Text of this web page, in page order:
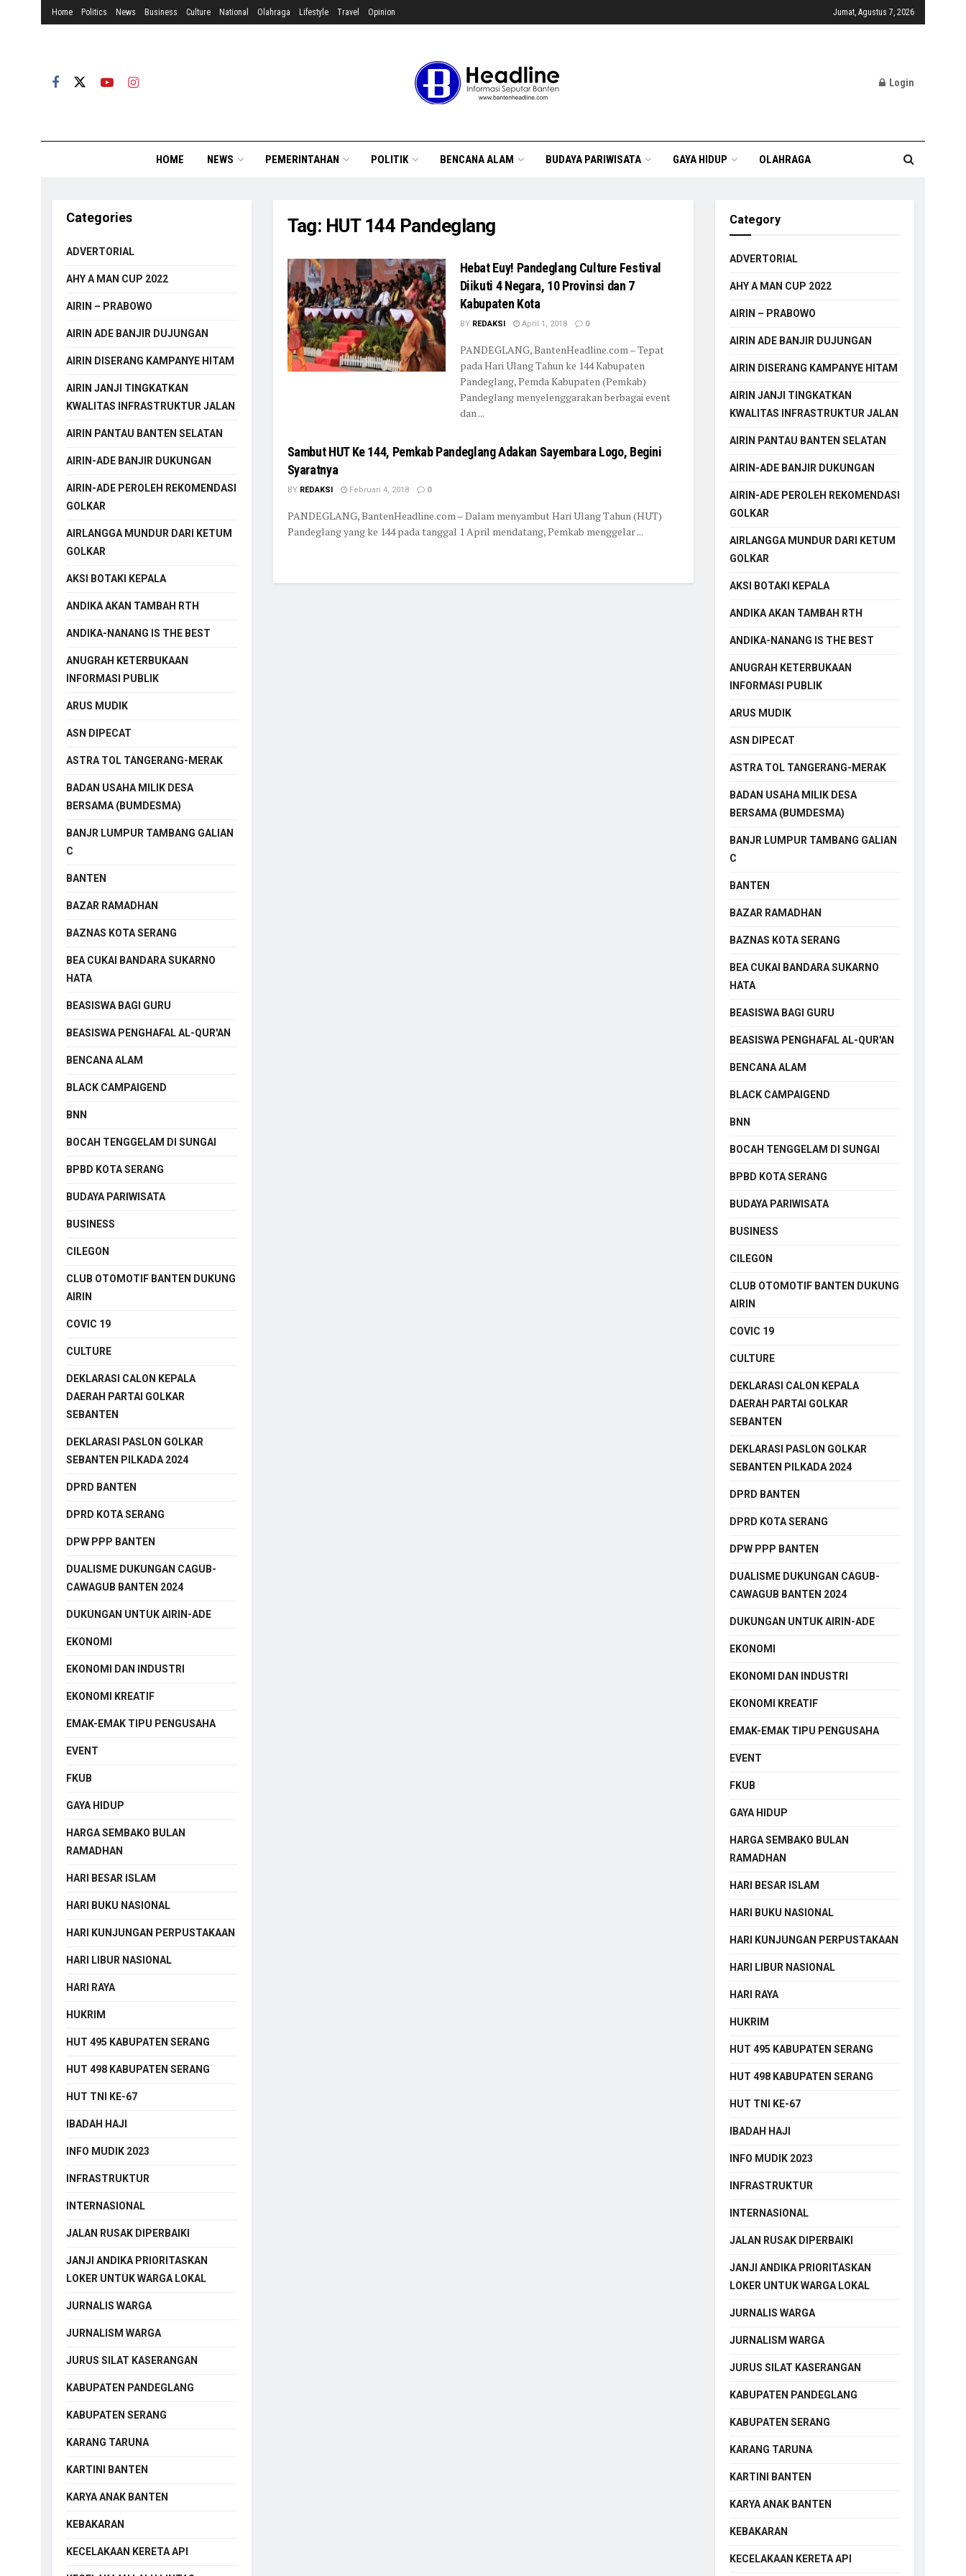
Home Politics News Business Culture National Olahraga Lifestyle Travel Opinion Jumat, Agustus 7, 2026
Login
HOME NEWS PEMERINTAHAN POLITIK BENCANA ALAM BUDAYA PARIWISATA GAYA HIDUP OLAHRAGA
Tag: HUT 144 Pandeglang
Hebat Euy! Pandeglang Culture Festival
Diikuti 4 Negara, 10 Provinsi dan 7
Kabupaten Kota
BY REDAKSI April 1, 2018 0
PANDEGLANG, BantenHeadline.com – Tepat
pada Hari Ulang Tahun ke 144 Kabupaten
Pandeglang, Pemda Kabupaten (Pemkab)
Pandeglang menyelenggarakan berbagai event
dan ...
Sambut HUT Ke 144, Pemkab Pandeglang Adakan Sayembara Logo, Begini
Syaratnya
BY REDAKSI Februari 4, 2018 0
PANDEGLANG, BantenHeadline.com – Dalam menyambut Hari Ulang Tahun (HUT)
Pandeglang yang ke 144 pada tanggal 1 April mendatang, Pemkab menggelar ...
Categories
ADVERTORIAL
AHY A MAN CUP 2022
AIRIN – PRABOWO
AIRIN ADE BANJIR DUJUNGAN
AIRIN DISERANG KAMPANYE HITAM
AIRIN JANJI TINGKATKAN
KWALITAS INFRASTRUKTUR JALAN
AIRIN PANTAU BANTEN SELATAN
AIRIN-ADE BANJIR DUKUNGAN
AIRIN-ADE PEROLEH REKOMENDASI
GOLKAR
AIRLANGGA MUNDUR DARI KETUM
GOLKAR
AKSI BOTAKI KEPALA
ANDIKA AKAN TAMBAH RTH
ANDIKA-NANANG IS THE BEST
ANUGRAH KETERBUKAAN
INFORMASI PUBLIK
ARUS MUDIK
ASN DIPECAT
ASTRA TOL TANGERANG-MERAK
BADAN USAHA MILIK DESA
BERSAMA (BUMDESMA)
BANJR LUMPUR TAMBANG GALIAN
C
BANTEN
BAZAR RAMADHAN
BAZNAS KOTA SERANG
BEA CUKAI BANDARA SUKARNO
HATA
BEASISWA BAGI GURU
BEASISWA PENGHAFAL AL-QUR'AN
BENCANA ALAM
BLACK CAMPAIGEND
BNN
BOCAH TENGGELAM DI SUNGAI
BPBD KOTA SERANG
BUDAYA PARIWISATA
BUSINESS
CILEGON
CLUB OTOMOTIF BANTEN DUKUNG
AIRIN
COVIC 19
CULTURE
DEKLARASI CALON KEPALA
DAERAH PARTAI GOLKAR
SEBANTEN
DEKLARASI PASLON GOLKAR
SEBANTEN PILKADA 2024
DPRD BANTEN
DPRD KOTA SERANG
DPW PPP BANTEN
DUALISME DUKUNGAN CAGUB-
CAWAGUB BANTEN 2024
DUKUNGAN UNTUK AIRIN-ADE
EKONOMI
EKONOMI DAN INDUSTRI
EKONOMI KREATIF
EMAK-EMAK TIPU PENGUSAHA
EVENT
FKUB
GAYA HIDUP
HARGA SEMBAKO BULAN
RAMADHAN
HARI BESAR ISLAM
HARI BUKU NASIONAL
HARI KUNJUNGAN PERPUSTAKAAN
HARI LIBUR NASIONAL
HARI RAYA
HUKRIM
HUT 495 KABUPATEN SERANG
HUT 498 KABUPATEN SERANG
HUT TNI KE-67
IBADAH HAJI
INFO MUDIK 2023
INFRASTRUKTUR
INTERNASIONAL
JALAN RUSAK DIPERBAIKI
JANJI ANDIKA PRIORITASKAN
LOKER UNTUK WARGA LOKAL
JURNALIS WARGA
JURNALISM WARGA
JURUS SILAT KASERANGAN
KABUPATEN PANDEGLANG
KABUPATEN SERANG
KARANG TARUNA
KARTINI BANTEN
KARYA ANAK BANTEN
KEBAKARAN
KECELAKAAN KERETA API
Category
ADVERTORIAL
AHY A MAN CUP 2022
AIRIN – PRABOWO
AIRIN ADE BANJIR DUJUNGAN
AIRIN DISERANG KAMPANYE HITAM
AIRIN JANJI TINGKATKAN
KWALITAS INFRASTRUKTUR JALAN
AIRIN PANTAU BANTEN SELATAN
AIRIN-ADE BANJIR DUKUNGAN
AIRIN-ADE PEROLEH REKOMENDASI
GOLKAR
AIRLANGGA MUNDUR DARI KETUM
GOLKAR
AKSI BOTAKI KEPALA
ANDIKA AKAN TAMBAH RTH
ANDIKA-NANANG IS THE BEST
ANUGRAH KETERBUKAAN
INFORMASI PUBLIK
ARUS MUDIK
ASN DIPECAT
ASTRA TOL TANGERANG-MERAK
BADAN USAHA MILIK DESA
BERSAMA (BUMDESMA)
BANJR LUMPUR TAMBANG GALIAN
C
BANTEN
BAZAR RAMADHAN
BAZNAS KOTA SERANG
BEA CUKAI BANDARA SUKARNO
HATA
BEASISWA BAGI GURU
BEASISWA PENGHAFAL AL-QUR'AN
BENCANA ALAM
BLACK CAMPAIGEND
BNN
BOCAH TENGGELAM DI SUNGAI
BPBD KOTA SERANG
BUDAYA PARIWISATA
BUSINESS
CILEGON
CLUB OTOMOTIF BANTEN DUKUNG
AIRIN
COVIC 19
CULTURE
DEKLARASI CALON KEPALA
DAERAH PARTAI GOLKAR
SEBANTEN
DEKLARASI PASLON GOLKAR
SEBANTEN PILKADA 2024
DPRD BANTEN
DPRD KOTA SERANG
DPW PPP BANTEN
DUALISME DUKUNGAN CAGUB-
CAWAGUB BANTEN 2024
DUKUNGAN UNTUK AIRIN-ADE
EKONOMI
EKONOMI DAN INDUSTRI
EKONOMI KREATIF
EMAK-EMAK TIPU PENGUSAHA
EVENT
FKUB
GAYA HIDUP
HARGA SEMBAKO BULAN
RAMADHAN
HARI BESAR ISLAM
HARI BUKU NASIONAL
HARI KUNJUNGAN PERPUSTAKAAN
HARI LIBUR NASIONAL
HARI RAYA
HUKRIM
HUT 495 KABUPATEN SERANG
HUT 498 KABUPATEN SERANG
HUT TNI KE-67
IBADAH HAJI
INFO MUDIK 2023
INFRASTRUKTUR
INTERNASIONAL
JALAN RUSAK DIPERBAIKI
JANJI ANDIKA PRIORITASKAN
LOKER UNTUK WARGA LOKAL
JURNALIS WARGA
JURNALISM WARGA
JURUS SILAT KASERANGAN
KABUPATEN PANDEGLANG
KABUPATEN SERANG
KARANG TARUNA
KARTINI BANTEN
KARYA ANAK BANTEN
KEBAKARAN
KECELAKAAN KERETA API